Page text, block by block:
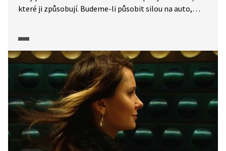
které ji způsobují. Budeme-li působit silou na auto,
Základní zákonitosti dynamiky shrnují tři Newtonovy
zákony.